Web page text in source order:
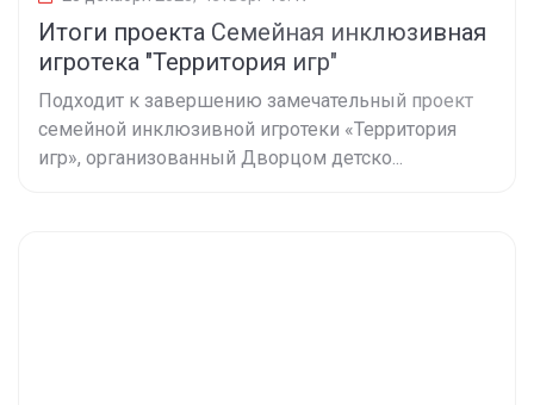
Итоги проекта Семейная инклюзивная
игротека "Территория игр"
Подходит к завершению замечательный проект
семейной инклюзивной игротеки «Территория
игр», организованный Дворцом детско...